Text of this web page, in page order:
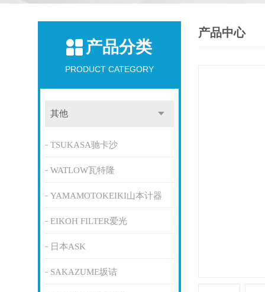
产品分类
PRODUCT CATEGORY
其他
TSUKASA驰卡沙
WATLOW瓦特隆
YAMAMOTOKEIKI山本计器
EIKOH FILTER爱光
日本ASK
SAKAZUME坂诘
产品中心